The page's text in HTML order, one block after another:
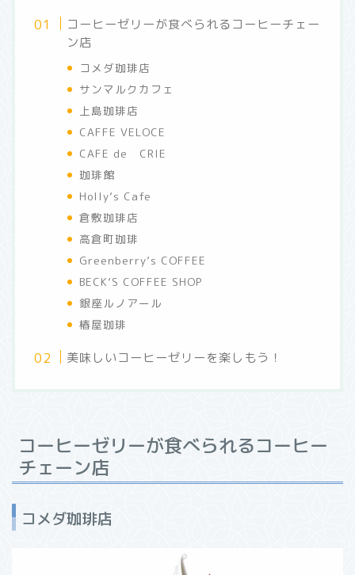
コーヒーゼリーが食べられるコーヒーチェー
ン店
コメダ珈琲店
サンマルクカフェ
上島珈琲店
CAFFE VELOCE
CAFE de CRIE
珈琲館
Holly’s Cafe
倉敷珈琲店
高倉町珈琲
Greenberry’s COFFEE
BECK’S COFFEE SHOP
銀座ルノアール
椿屋珈琲
美味しいコーヒーゼリーを楽しもう！
コーヒーゼリーが食べられるコーヒー
チェーン店
コメダ珈琲店